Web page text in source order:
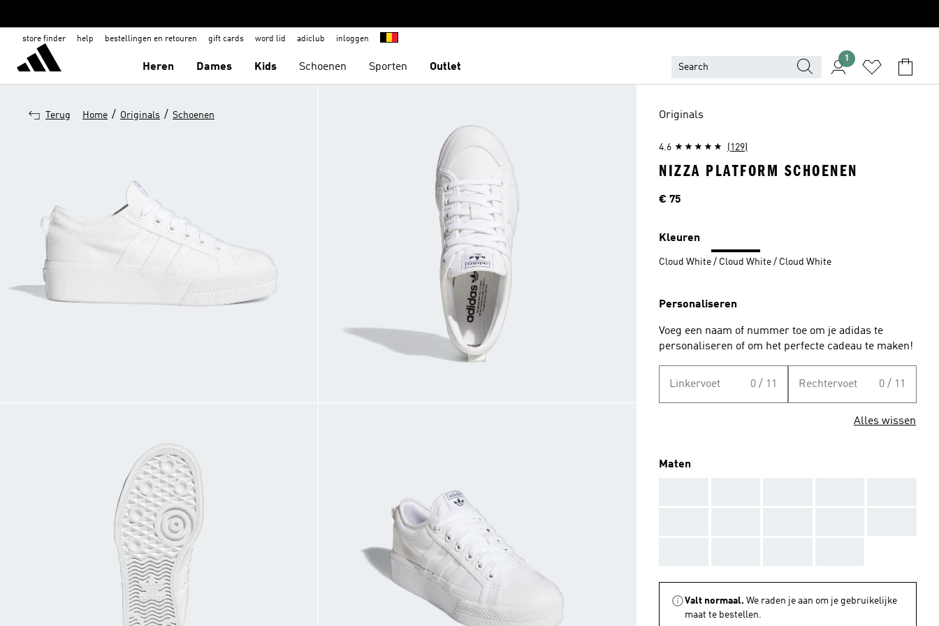
store finder help bestellingen en retouren gift cards word lid adiclub inloggen
Heren Dames Kids Schoenen Sporten Outlet
1
Terug Home / Originals / Schoenen Originals
4.6 (129)
NIZZA PLATFORM SCHOENEN
Price
€ 75
Kleuren
Cloud White / Cloud White / Cloud White
Personaliseren
Voeg een naam of nummer toe om je adidas te
personaliseren of om het perfecte cadeau te maken!
Linkervoet 0 / 11 Rechtervoet 0 / 11
Alles wissen
Maten
Valt normaal. We raden je aan om je gebruikelijke
maat te bestellen.